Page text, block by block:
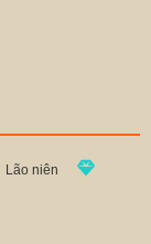
Lão niên